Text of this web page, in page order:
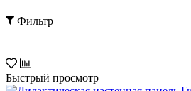
Фильтр
Быстрый просмотр